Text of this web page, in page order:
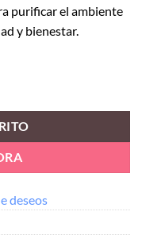
purificar el ambiente
y bienestar.
deseos